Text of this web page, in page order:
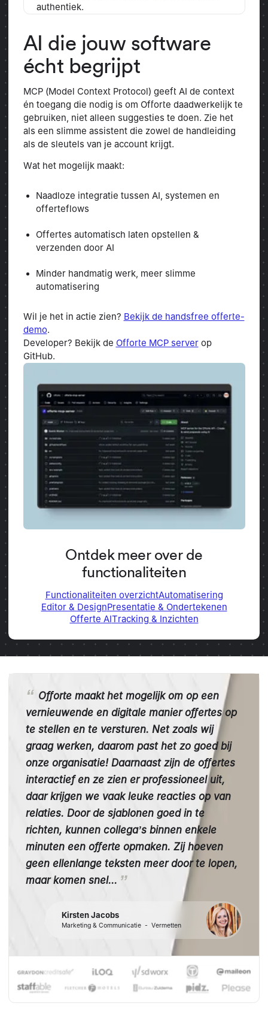
authentiek.
AI die jouw software
écht begrijpt
MCP (Model Context Protocol) geeft AI de context
én toegang die nodig is om Offorte daadwerkelijk te
gebruiken, niet alleen suggesties te doen. Zie het
als een slimme assistent die zowel de handleiding
als de sleutels van je account krijgt.
Wat het mogelijk maakt:
Naadloze integratie tussen AI, systemen en
offerteflows
Offertes automatisch laten opstellen &
verzenden door AI
Minder handmatig werk, meer slimme
automatisering
Wil je het in actie zien? Bekijk de handsfree offerte-
demo.
Developer? Bekijk de Offorte MCP serverop
GitHub.
Ontdek meer over de
functionaliteiten
Functionaliteiten overzichtAutomatisering
Editor & DesignPresentatie & Ondertekenen
Offerte AITracking & Inzichten
Offorte maakt het mogelijk om op een
vernieuwende en digitale manier offertes op
te stellen en te versturen. Net zoals wij
graag werken, daarom past het zo goed bij
onze organisatie! Daarnaast zijn de offertes
interactief en ze zien er professioneel uit,
daar krijgen we vaak leuke reacties op van
relaties. Door de sjablonen goed in te
richten, kunnen collega’s binnen enkele
minuten een offerte opmaken. Zij hoeven
geen ellenlange teksten meer door te lopen,
maar komen snel...
Kirsten Jacobs
Marketing & Communicatie - Vermetten